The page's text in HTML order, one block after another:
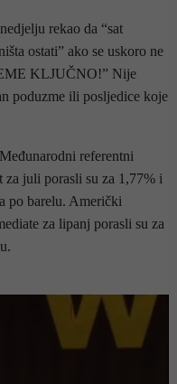
rekao da “sat
ostati” ako se uskoro ne
KLJUČNO!” Nije
poduzme ili posljedice koje
referentni
juli porasli su za 1,77% i
po barelu. Američki
za lipanj porasli su za